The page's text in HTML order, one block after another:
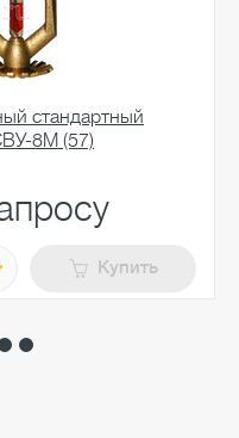
стандартный
8М (57)
Купить